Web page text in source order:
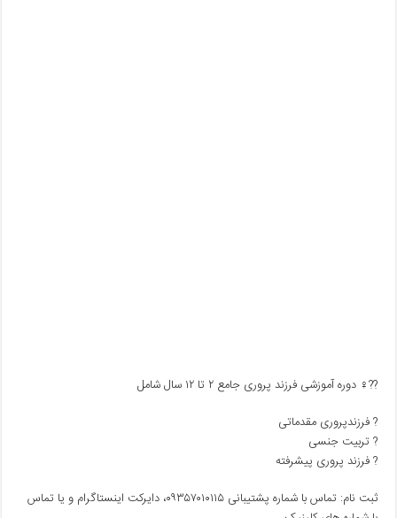
??‍♀️ دوره آموزشی فرزند پروری جامع ۲ تا ۱۲ سال شامل
? فرزندپروری مقدماتی
? تربیت جنسی
? فرزند پروری پیشرفته
ثبت نام: تماس با شماره پشتیبانی ۰۹۳۵۷۰۱۰۱۱۵، دایرکت اینستاگرام و یا تماس